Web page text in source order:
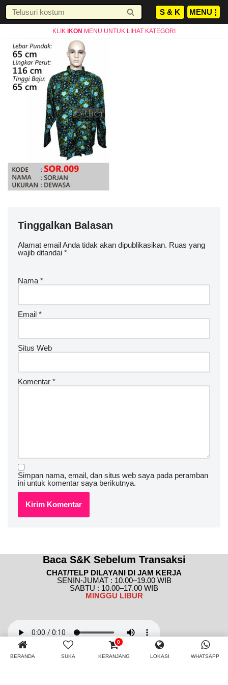
Lompat
S & K MENU
KLIK IKON MENU UNTUK LIHAT KATEGORI
Tinggalkan Balasan
Alamat email Anda tidak akan dipublikasikan. Ruas yang
wajib ditandai *
Nama *
Email *
Situs Web
Komentar *
Simpan nama, email, dan situs web saya pada peramban
ini untuk komentar saya berikutnya.
Baca S&K Sebelum Transaksi
CHAT/TELP DILAYANI DI JAM KERJA
SENIN-JUMAT : 10.00–19.00 WIB
SABTU : 10.00–17.00 WIB
MINGGU LIBUR
Tertarik buat website? Klik Disini
JAM KERJA AGUSTUS
Senin-Jumat : 10.00-19.00 WIB
Sabtu : 10.00-17.00 WIB
Minggu LIBUR
INFO
BERANDA SUKA
0
KERANJANG LOKASI WHATSAPP